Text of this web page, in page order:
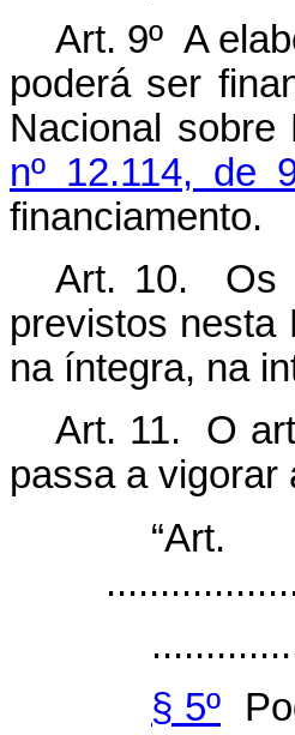
Art. 9º A
poderá ser
Nacional
nº 12.114, de
financiamento.
Art. 10. Os
previstos nesta
na íntegra, na
Art. 11. O
passa a vigorar
§ 5º